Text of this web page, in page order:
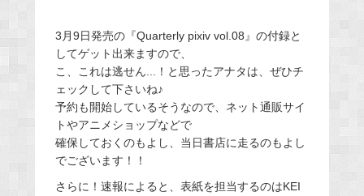
3月9日発売の『Quarterly pixiv vol.08』の付録と
してゲット出来ますので、
こ、これは逃せん...！と思ったアナタは、ぜひチ
ェックして下さいね♪
予約も開始しているそうなので、ネット通販サイ
トやアニメショップなどで
確保しておくのもよし、当日書店に走るのもよし
でございます！！
さらに！速報によると、表紙を担当するのはKEI